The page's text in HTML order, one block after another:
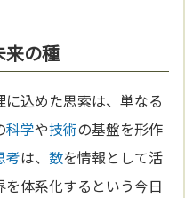
来の種
に込めた思索は、単なる
科学や技術の基盤を形作
考は、数を情報として活
を体系化するという今日